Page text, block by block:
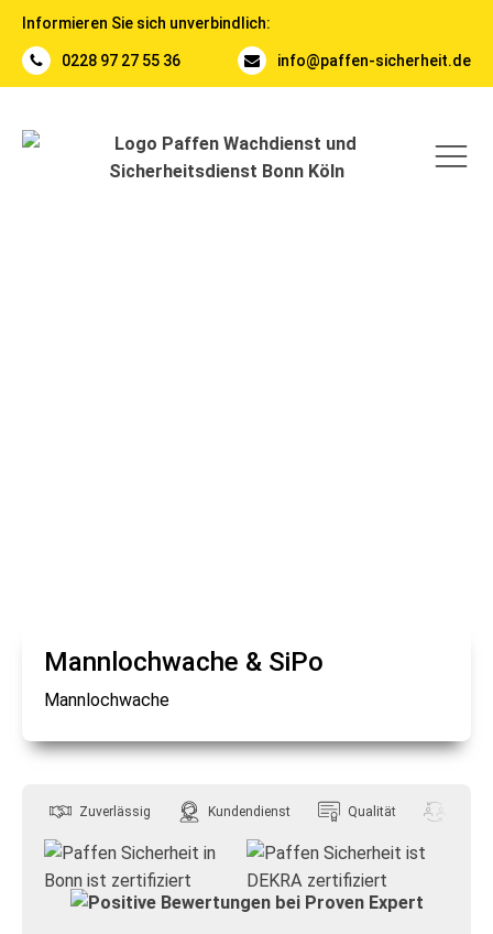
Informieren Sie sich unverbindlich:
0228 97 27 55 36 info@paffen-sicherheit.de
Mannlochwache & SiPo
Mannlochwache
Zuverlässig Kundendienst Qualität